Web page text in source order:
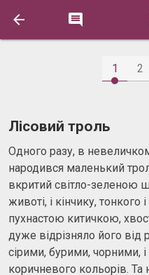
 
1 2
Лісовий троль
Одного разу, в
народився маленький
вкритий світло-зеленою
животі, і кінчику, тонкого
пухнастою китичкою,
дуже відрізняло його від
сірими, бурими, чорними,
коричневого кольорів. Та